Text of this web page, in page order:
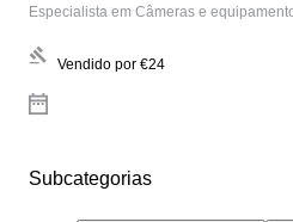
Especialista em Câmeras e
Vendido por €24
Subcategorias